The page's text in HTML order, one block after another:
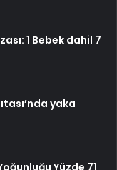
1 Bebek dahil 7
yaka
Yüzde 71